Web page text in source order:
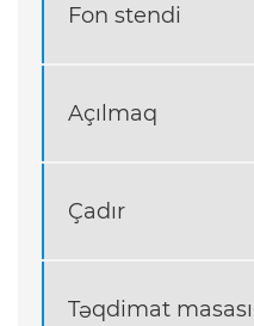
Fon stendi
Açılmaq
Çadır
Təqdimat masası